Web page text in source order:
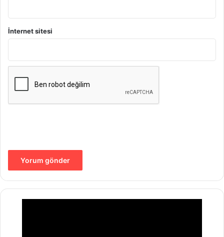
İnternet sitesi